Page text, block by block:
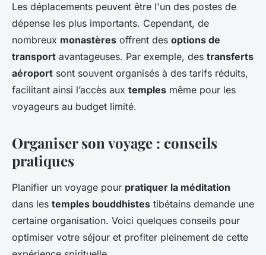
Les déplacements peuvent être l'un des postes de
dépense les plus importants. Cependant, de
nombreux monastères offrent des options de
transport avantageuses. Par exemple, des transferts
aéroport sont souvent organisés à des tarifs réduits,
facilitant ainsi l’accès aux temples même pour les
voyageurs au budget limité.
Organiser son voyage : conseils
pratiques
Planifier un voyage pour pratiquer la méditation
dans les temples bouddhistes tibétains demande une
certaine organisation. Voici quelques conseils pour
optimiser votre séjour et profiter pleinement de cette